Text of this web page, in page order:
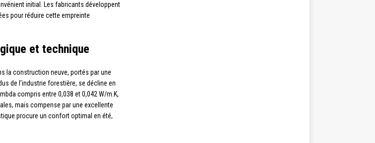
initial. Les fabricants développent
pour réduire cette empreinte
et technique
la construction neuve, portés par une
de l’industrie forestière, se décline en
compris entre 0,038 et 0,042 W/m.K,
mais compense par une excellente
procure un confort optimal en été,